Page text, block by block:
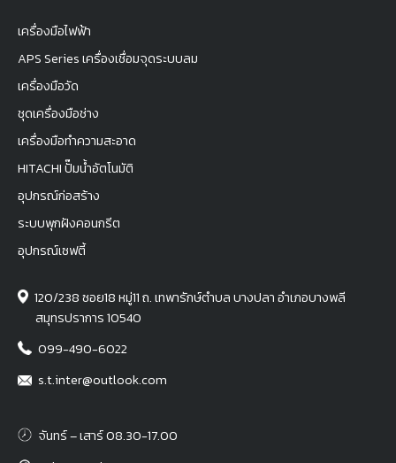
เครื่องมือไฟฟ้า
APS Series เครื่องเชื่อมจุดระบบลม
เครื่องมือวัด
ชุดเครื่องมือช่าง
เครื่องมือทำความสะอาด
HITACHI ปั๊มน้ำอัตโนมัติ
อุปกรณ์ก่อสร้าง
ระบบพุกฝังคอนกรีต
อุปกรณ์เซฟตี้
120/238 ซอย18 หมู่11 ถ. เทพารักษ์ตำบล บางปลา อำเภอบางพลี
สมุทรปราการ 10540
099-490-6022
s.t.inter@outlook.com
จันทร์ – เสาร์ 08.30-17.00